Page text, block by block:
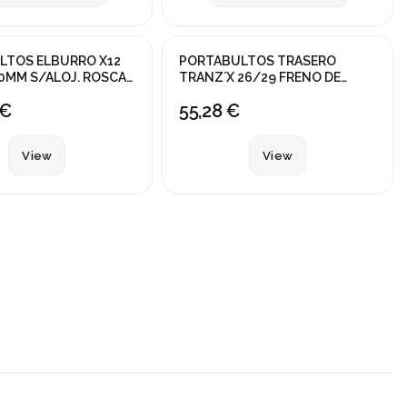
ELBURRO X12
S/ALOJ. ROSCA
View
PORTABULTOS TRASERO
TRANZ´X 26/29 FRENO DE
55,28 €
View